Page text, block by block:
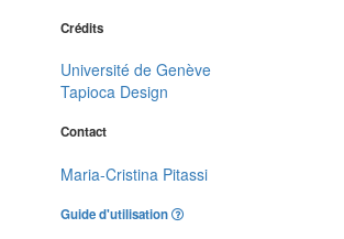
Crédits
Université de Genève
Tapioca Design
Contact
Maria-Cristina Pitassi
Guide d'utilisation